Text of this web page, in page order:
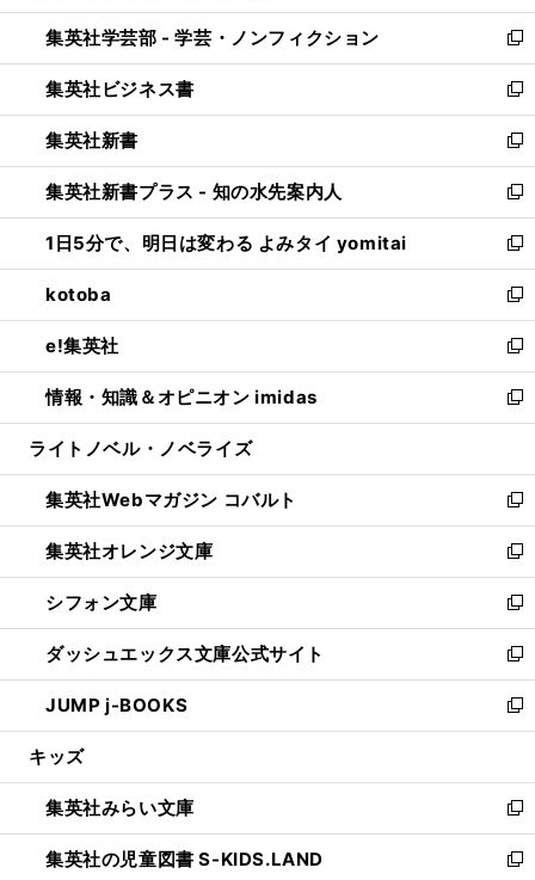
開
く
ウ
で
開
く
ン
ド
ウ
で
開
く
ウ
ィ
ン
ド
ウ
で
開
く
集英社学芸部 - 学芸・ノンフィクション
新
し
い
ウ
ィ
ン
ド
ウ
で
開
く
集英社ビジネス書
新
し
い
ウ
ィ
ン
ド
ウ
で
開
く
集英社新書
新
し
い
ウ
ィ
ン
ド
ウ
で
開
く
集英社新書プラス - 知の水先案内人
新
し
い
ウ
ィ
ン
ド
ウ
で
開
1日5分で、明日は変わる よみタイ yomitai
新
し
い
ウ
ィ
ン
ド
ウ
開
く
kotoba
新
し
い
ウ
ィ
ン
ウ
で
開
く
e!集英社
新
し
い
ウ
ン
ド
ウ
で
開
く
情報・知識＆オピニオン imidas
新
し
ウ
ィ
ン
ド
ウ
で
開
く
ライトノベル・ノベライズ
集英社Webマガジン コバルト
新
し
い
ウ
ィ
ン
ド
ウ
で
開
集英社オレンジ文庫
新
し
い
ウ
ィ
ン
ド
ウ
開
く
シフォン文庫
新
し
い
ウ
ィ
ン
ウ
で
開
く
ダッシュエックス文庫公式サイト
新
し
い
ウ
ン
ド
ウ
で
JUMP j-BOOKS
新
し
ウ
ィ
ン
ド
キッズ
集英社みらい文庫
新
し
い
集英社の児童図書 S-KIDS.LAND
新